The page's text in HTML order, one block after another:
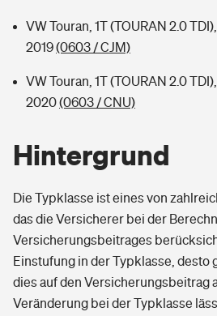
VW Touran, 1T (TOURAN 2.0
2019(0603 / CJM)
VW Touran, 1T (TOURAN 2.0
2020(0603 / CNU)
Hintergrund
Die Typklasse ist eines von
das die Versicherer bei der
Versicherungsbeitrages
Einstufung in der Typklasse, desto
dies auf den Versicherungsbeitrag
Veränderung bei der Typklasse